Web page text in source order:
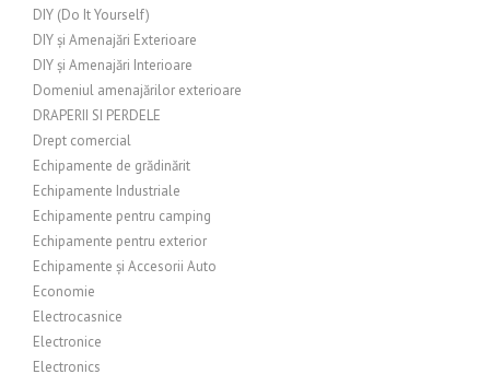
DIY (Do It Yourself)
DIY și Amenajări Exterioare
DIY și Amenajări Interioare
Domeniul amenajărilor exterioare
DRAPERII SI PERDELE
Drept comercial
Echipamente de grădinărit
Echipamente Industriale
Echipamente pentru camping
Echipamente pentru exterior
Echipamente și Accesorii Auto
Economie
Electrocasnice
Electronice
Electronics